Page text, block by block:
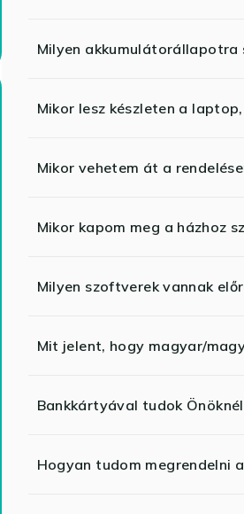
Milyen akkumulátorállapotra
Mikor lesz készleten a
Mikor vehetem át a
Mikor kapom meg a házhoz
Milyen szoftverek vannak
Mit jelent, hogy magyar/
Bankkártyával tudok
Hogyan tudom megrendelni